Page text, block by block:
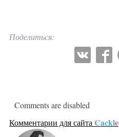
Поделиться:
Comments are disabled
Комментарии для сайтаCackle